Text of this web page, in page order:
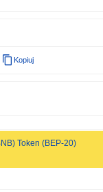
Kopiuj
Token (BEP-20)